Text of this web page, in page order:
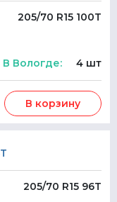
205/70 R15 100T
В Вологде: 4 шт
В корзину
205/70 R15 96T